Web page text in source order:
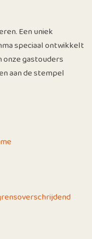
Een uniek
speciaal ontwikkelt
onze gastouders
aan de stempel